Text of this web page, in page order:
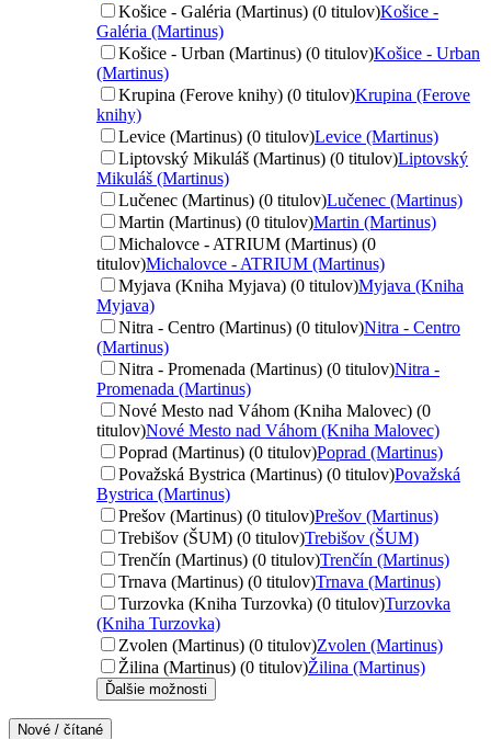
Košice - Galéria (Martinus) (0 titulov)Košice -
Galéria (Martinus)
Košice - Urban (Martinus) (0 titulov)Košice - Urban
(Martinus)
Krupina (Ferove knihy) (0 titulov)Krupina (Ferove
knihy)
Levice (Martinus) (0 titulov)Levice (Martinus)
Liptovský Mikuláš (Martinus) (0 titulov)Liptovský
Mikuláš (Martinus)
Lučenec (Martinus) (0 titulov)Lučenec (Martinus)
Martin (Martinus) (0 titulov)Martin (Martinus)
Michalovce - ATRIUM (Martinus) (0
titulov)Michalovce - ATRIUM (Martinus)
Myjava (Kniha Myjava) (0 titulov)Myjava (Kniha
Myjava)
Nitra - Centro (Martinus) (0 titulov)Nitra - Centro
(Martinus)
Nitra - Promenada (Martinus) (0 titulov)Nitra -
Promenada (Martinus)
Nové Mesto nad Váhom (Kniha Malovec) (0
titulov)Nové Mesto nad Váhom (Kniha Malovec)
Poprad (Martinus) (0 titulov)Poprad (Martinus)
Považská Bystrica (Martinus) (0 titulov)Považská
Bystrica (Martinus)
Prešov (Martinus) (0 titulov)Prešov (Martinus)
Trebišov (ŠUM) (0 titulov)Trebišov (ŠUM)
Trenčín (Martinus) (0 titulov)Trenčín (Martinus)
Trnava (Martinus) (0 titulov)Trnava (Martinus)
Turzovka (Kniha Turzovka) (0 titulov)Turzovka
(Kniha Turzovka)
Zvolen (Martinus) (0 titulov)Zvolen (Martinus)
Žilina (Martinus) (0 titulov)Žilina (Martinus)
Ďalšie možnosti
Nové / čítané